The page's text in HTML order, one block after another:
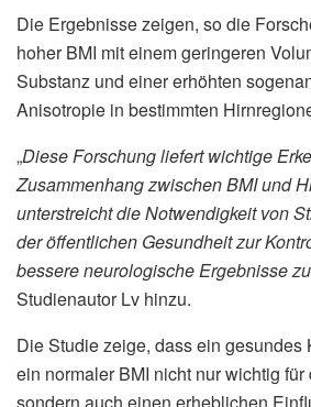
Die Ergebnisse zeigen, so die
hoher BMI mit einem geringeren
Substanz und einer erhöhten
Anisotropie in bestimmten
„Diese Forschung liefert wichtige
Zusammenhang zwischen BMI und
unterstreicht die Notwendigkeit von
der öffentlichen Gesundheit zur
bessere neurologische Ergebnisse
Studienautor Lv hinzu.
Die Studie zeige, dass ein gesundes
ein normaler BMI nicht nur wichtig
sondern auch einen erheblichen